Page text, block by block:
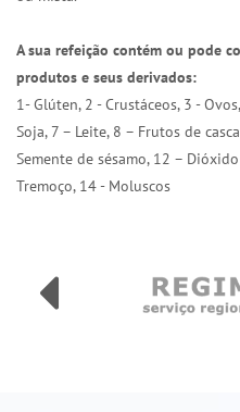
A sua refeição contém ou pode
produtos e seus derivados:
1- Glúten, 2 - Crustáceos, 3 -
Soja, 7 – Leite, 8 – Frutos de
Semente de sésamo, 12 –
Tremoço, 14 - Moluscos